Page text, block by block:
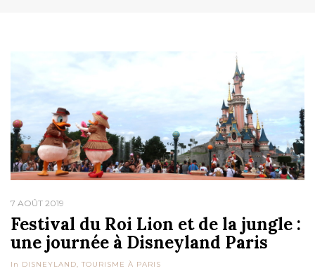
7 AOÛT 2019
Festival du Roi Lion et de la jungle :
une journée à Disneyland Paris
In DISNEYLAND, TOURISME À PARIS